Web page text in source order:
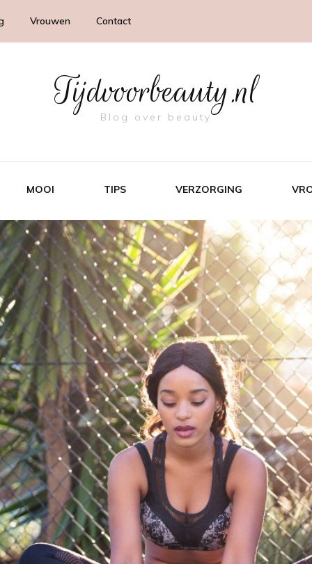
Vrouwen Contact
Tijdvoorbeauty.nl
Blog over beauty
MOOI TIPS VERZORGING